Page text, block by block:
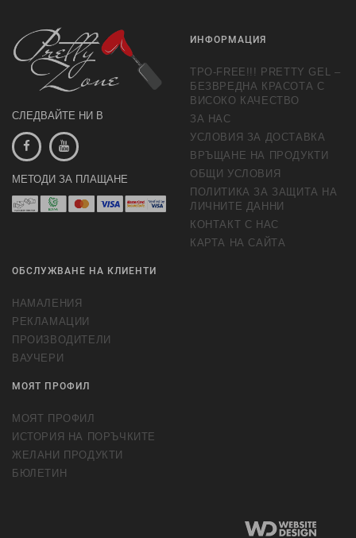
СЛЕДВАЙТЕ НИ В
МЕТОДИ ЗА ПЛАЩАНЕ
ИНФОРМАЦИЯ
TPO-FREE!!! PRETTY GEL –
БЕЗВРЕДНА КРАСОТА С
ВИСОКО КАЧЕСТВО
ЗА НАС
УСЛОВИЯ ЗА ДОСТАВКА
ВРЪЩАНЕ НА ПРОДУКТИ
ОБЩИ УСЛОВИЯ
ПОЛИТИКА ЗА ЗАЩИТА НА
ЛИЧНИТЕ ДАННИ
КОНТАКТ С НАС
КАРТА НА САЙТА
ОБСЛУЖВАНЕ НА КЛИЕНТИ
НАМАЛЕНИЯ
РЕКЛАМАЦИИ
ПРОИЗВОДИТЕЛИ
ВАУЧЕРИ
МОЯТ ПРОФИЛ
МОЯТ ПРОФИЛ
ИСТОРИЯ НА ПОРЪЧКИТЕ
ЖЕЛАНИ ПРОДУКТИ
БЮЛЕТИН